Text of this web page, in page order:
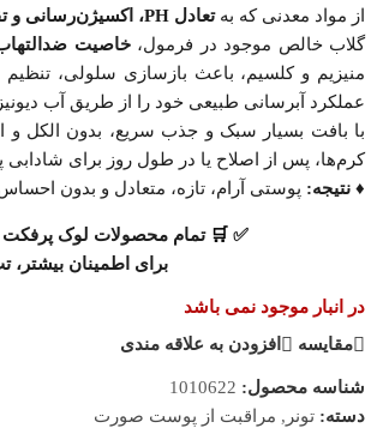
از مواد معدنی که به تعادل PH، اکسیژن‌رسانی و تقویت سد دفاعی پوست
گلاب خالص موجود در فرمول،خاصیت
منیزیم و کلسیم، باعث بازسازی سلولی،
عملکرد آبرسانی طبیعی خود را از طریق آب
با بافت بسیار سبک و جذب سریع، بدون الکل و
کرم‌ها، پس از اصلاح یا در طول روز برای
♦️ نتیجه: پوستی آرام، تازه، متعادل و بدون
✅
🛒 تماممحصولات لوک پرفکت
برای اطمینان
در انبار موجود نمی باشد
مقایسه
افزودن به علاقه مندی
شناسه محصول: 1010622
دسته: تونر , مراقبت از پوست صورت